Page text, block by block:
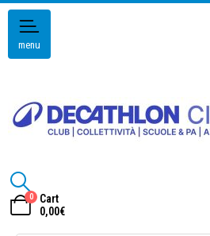
menu
0
Cart
0,00€